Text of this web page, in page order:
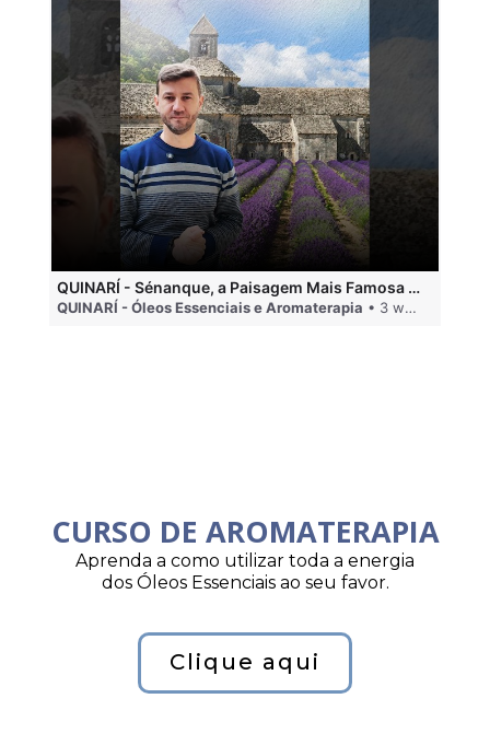
QUINARÍ - Sénanque, a Paisagem Mais Famosa da Aromaterapia
QUINARÍ - Óleos Essenciais e Aromaterapia • 3 weeks ago
CURSO DE AROMATERAPIA
Aprenda a como utilizar toda a energia
dos Óleos Essenciais ao seu favor.
Clique aqui